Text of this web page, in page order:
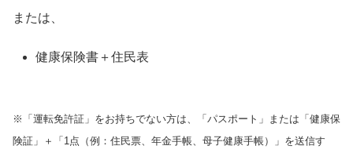
または、
健康保険書＋住民表
※「運転免許証」をお持ちでない方は、「パスポート」または「健康保
険証」＋「1点（例：住民票、年金手帳、母子健康手帳）」を送信す